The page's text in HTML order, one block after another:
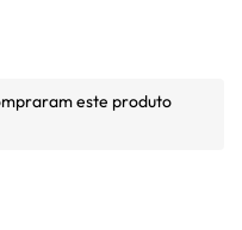
este produto